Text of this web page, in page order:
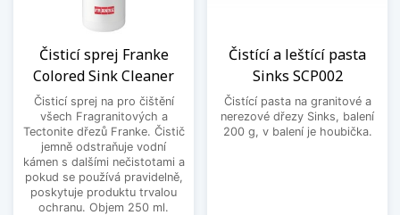
Čisticí sprej Franke
Colored Sink Cleaner
Čisticí sprej na pro čištění
všech Fragranitových a
Tectonite dřezů Franke. Čistič
jemně odstraňuje vodní
kámen s dalšími nečistotami a
pokud se používá pravidelně,
poskytuje produktu trvalou
ochranu. Objem 250 ml.
Čistící a leštící pasta
Sinks SCP002
Čistící pasta na granitové a
nerezové dřezy Sinks, balení
200 g, v balení je houbička.